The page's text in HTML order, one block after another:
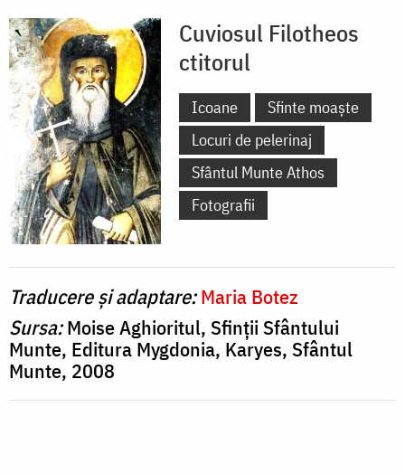
Cuviosul Filotheos
ctitorul
Icoane
Sfinte moaște
Locuri de pelerinaj
Sfântul Munte Athos
Fotografii
Traducere și adaptare:Maria Botez
Sursa:Moise Aghioritul, Sfinţii Sfântului
Munte, Editura Mygdonia, Karyes, Sfântul
Munte, 2008